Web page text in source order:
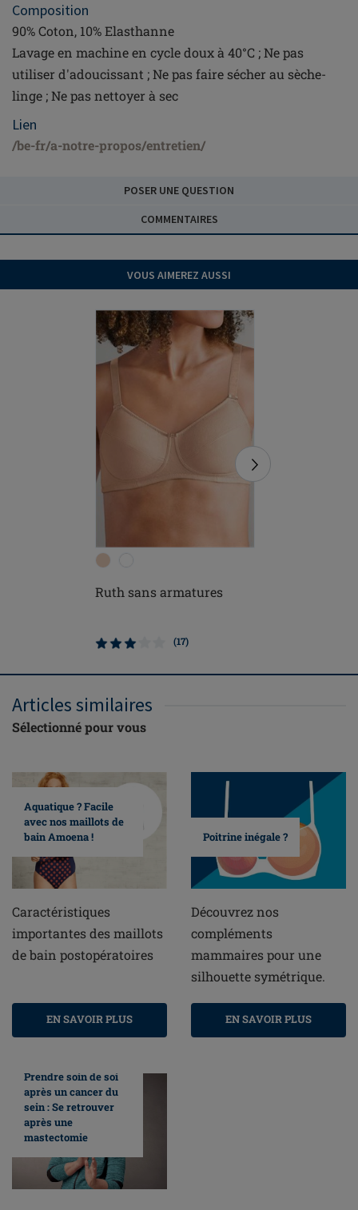
Rester informé
Recevez les dernières
actualités d'Amoena,
conseils, histoires
innovants adaptés à vos
nouvelles. Je comprends que
vous utiliserez mes données
personnelles pour améliorer
les services et m'envoyer des
communications
Composition
90% Coton, 10% Elasthanne
Lavage en machine en cycle doux à 40°C ; Ne pas
utiliser d'adoucissant ; Ne pas faire sécher au sèche-
linge ; Ne pas nettoyer à sec
Lien
/be-fr/a-notre-propos/entretien/
POSER UNE QUESTION
COMMENTAIRES
VOUS AIMEREZ AUSSI
Ruth sans armatures
(17)
Articles similaires
Sélectionné pour vous
Aquatique ? Facile
avec nos maillots de
bain Amoena !
Caractéristiques
importantes des maillots
de bain postopératoires
EN SAVOIR PLUS
Poitrine inégale ?
Découvrez nos
compléments
mammaires pour une
silhouette symétrique.
EN SAVOIR PLUS
Prendre soin de soi
après un cancer du
sein : Se retrouver
après une
mastectomie